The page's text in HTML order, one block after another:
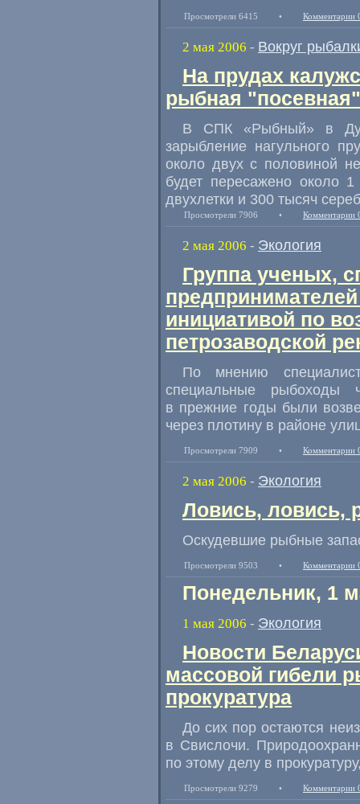
Просмотрели 6415 • Комментарии
2 мая 2006 - Вокруг
На прудах
рыбная "посевная"
В СПК «Рыбный» в
зарыбление нагульного
около двух с половиной
будет пересажено около
двухлетки и 300 тысяч
Просмотрели 7906 • Комментарии
2 мая 2006 - Экология
Группа ученых,
инициативой по
петрозаводской
По мнению
специальные рыбоходы
в прежние годы были
через плотину в районе
Просмотрели 7909 • Комментарии
2 мая 2006 - Экология
Ловись, ловись,
Оскудевшие рыбные
Просмотрели 9503 • Комментарии
Понедельник, 1
1 мая 2006 - Экология
Новости
массовой гибели
прокуратура
До сих пор остаются
в Свислочи.
по этому делу в
Просмотрели 9279 • Комментарии